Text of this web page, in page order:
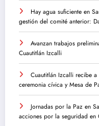
Hay agua suficiente en
gestión del comité anterior:
Avanzan trabajos
Cuautitlán Izcalli
Cuautitlán Izcalli recibe
ceremonia cívica y Mesa de
Jornadas por la Paz en
acciones por la seguridad en